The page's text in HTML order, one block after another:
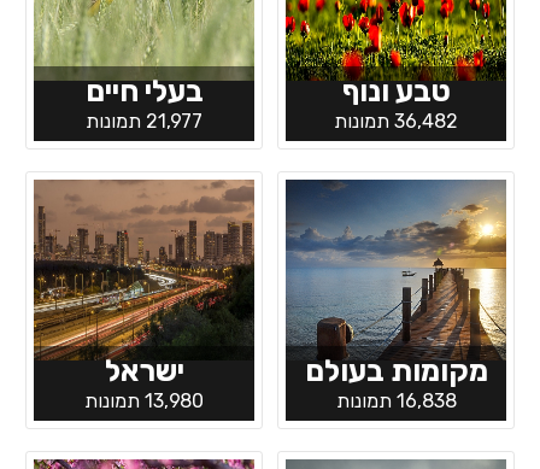
טבע ונוף
36,482 תמונות
בעלי חיים
21,977 תמונות
מקומות בעולם
16,838 תמונות
ישראל
13,980 תמונות